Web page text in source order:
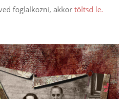
foglalkozni, akkor töltsd le.